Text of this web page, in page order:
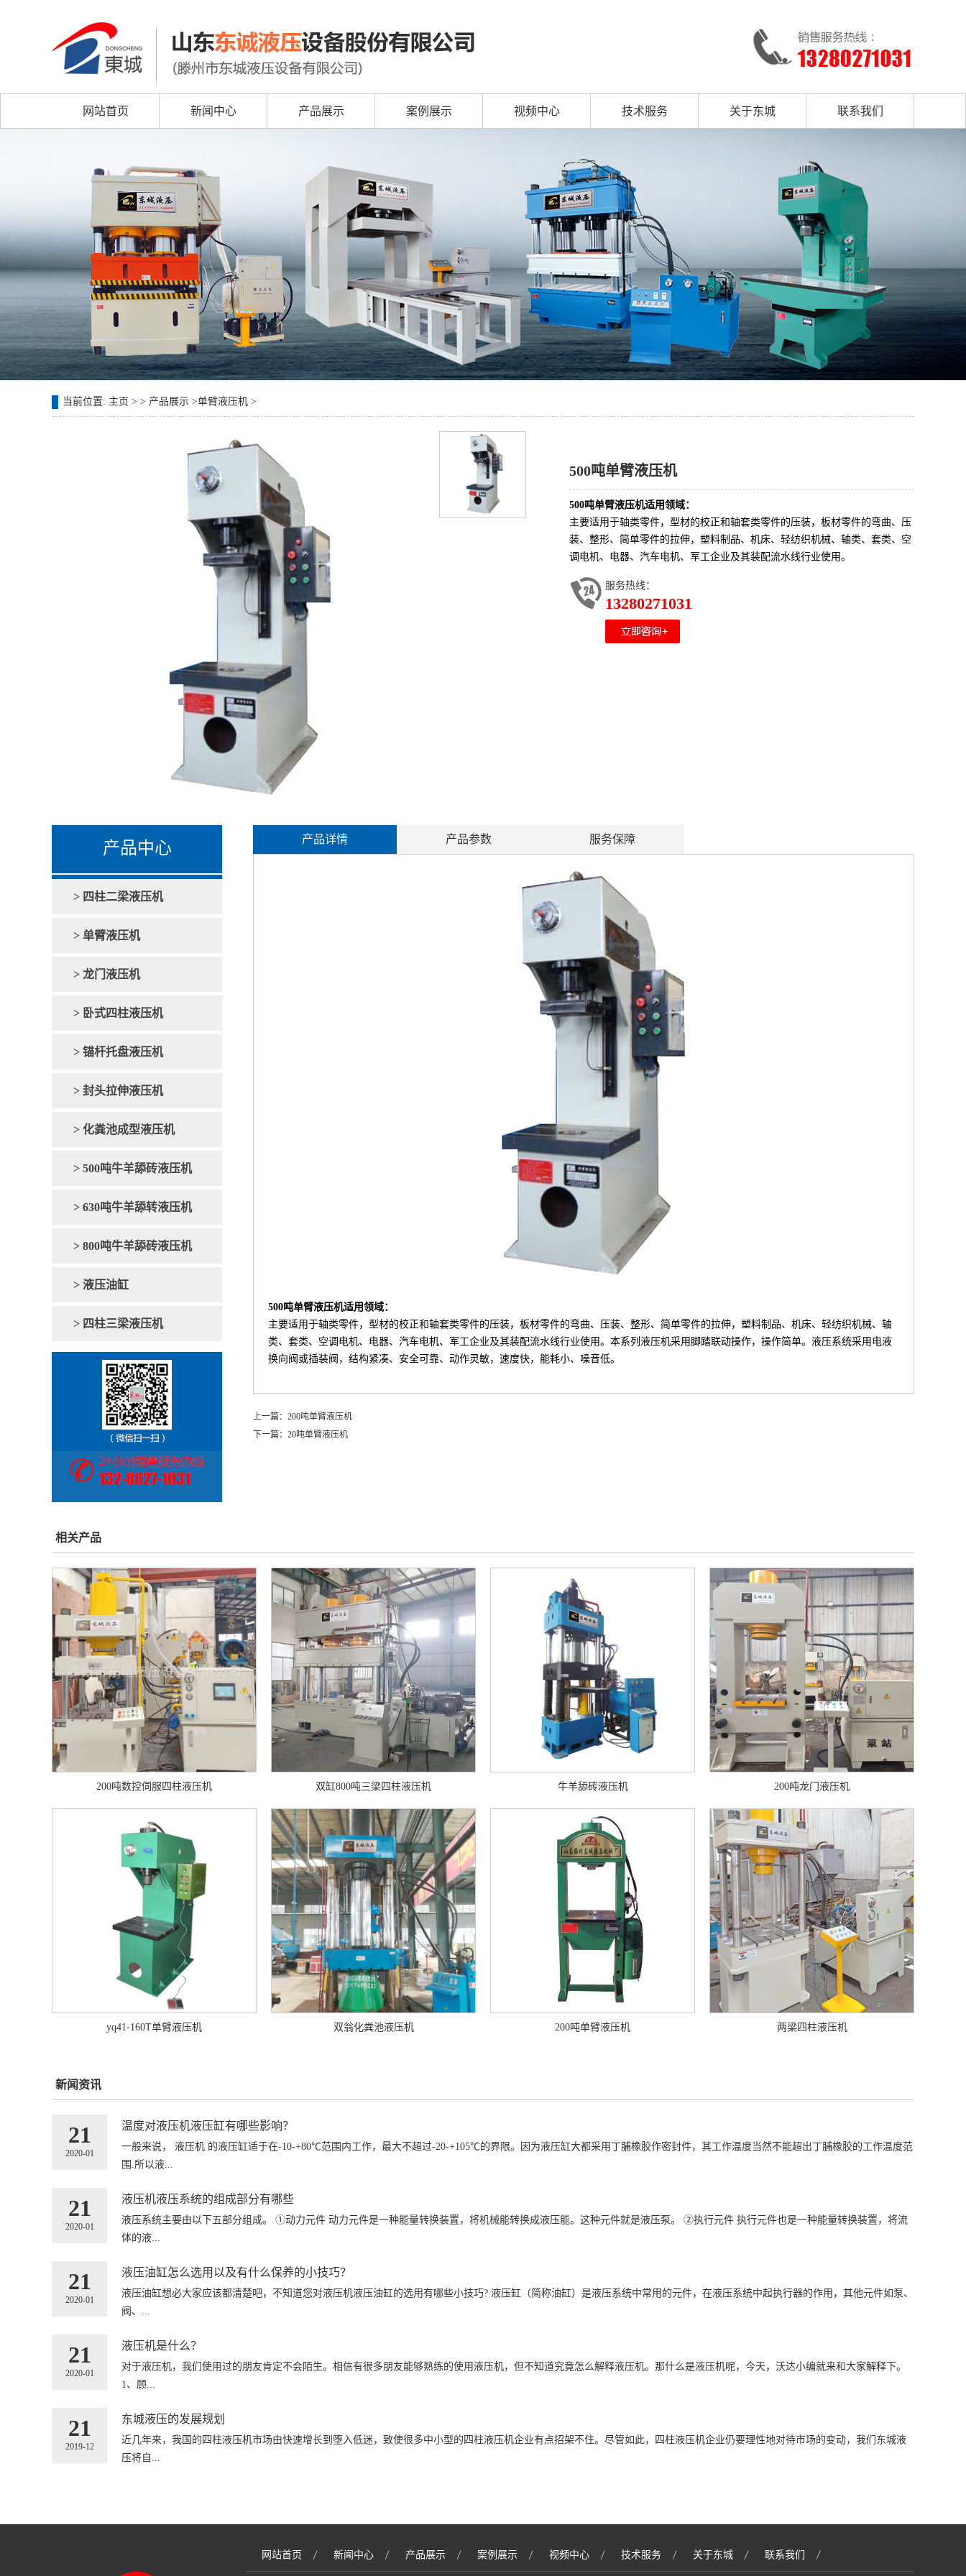
网站首页 新闻中心 产品展示 案例展示 视频中心 技术服务 关于东城 联系我们
当前位置: 主页 > > 产品展示 >单臂液压机 >
500吨单臂液压机
500吨单臂液压机适用领域：
主要适用于轴类零件，型材的校正和轴套类零件的压装，板材零件的弯曲、压
装、整形、简单零件的拉伸，塑料制品、机床、轻纺织机械、轴类、套类、空
调电机、电器、汽车电机、军工企业及其装配流水线行业使用。
服务热线：
13280271031
产品中心
> 四柱二梁液压机
> 单臂液压机
> 龙门液压机
> 卧式四柱液压机
> 锚杆托盘液压机
> 封头拉伸液压机
> 化粪池成型液压机
> 500吨牛羊舔砖液压机
> 630吨牛羊舔转液压机
> 800吨牛羊舔砖液压机
> 液压油缸
> 四柱三梁液压机
产品详情 产品参数 服务保障
500吨单臂液压机适用领域：
主要适用于轴类零件，型材的校正和轴套类零件的压装，板材零件的弯曲、压装、整形、简单零件的拉伸，塑料制品、机床、轻纺织机械、轴
类、套类、空调电机、电器、汽车电机、军工企业及其装配流水线行业使用。本系列液压机采用脚踏联动操作，操作简单。液压系统采用电液
换向阀或插装阀，结构紧凑、安全可靠、动作灵敏，速度快，能耗小、噪音低。
上一篇： 200吨单臂液压机
下一篇： 20吨单臂液压机
相关产品
200吨数控伺服四柱液压机 双缸800吨三梁四柱液压机 牛羊舔砖液压机 200吨龙门液压机
yq41-160T单臂液压机 双翁化粪池液压机 200吨单臂液压机 两梁四柱液压机
新闻资讯
21
2020-01
温度对液压机液压缸有哪些影响？
一般来说， 液压机 的液压缸适于在-10-+80℃范围内工作，最大不超过-20-+105℃的界限。因为液压缸大都采用丁脯橡胶作密封件，其工作温度当然不能超出丁脯橡胶的工作温度范
围.所以液...
21
2020-01
液压机液压系统的组成部分有哪些
液压系统主要由以下五部分组成。 ①动力元件 动力元件是一种能量转换装置，将机械能转换成液压能。这种元件就是液压泵。 ②执行元件 执行元件也是一种能量转换装置，将流
体的液...
21
2020-01
液压油缸怎么选用以及有什么保养的小技巧？
液压油缸想必大家应该都清楚吧，不知道您对液压机液压油缸的选用有哪些小技巧? 液压缸（简称油缸）是液压系统中常用的元件，在液压系统中起执行器的作用，其他元件如泵、
阀、...
21
2020-01
液压机是什么？
对于液压机，我们使用过的朋友肯定不会陌生。相信有很多朋友能够熟练的使用液压机，但不知道究竟怎么解释液压机。那什么是液压机呢，今天，沃达小编就来和大家解释下。
1、顾...
21
2019-12
东城液压的发展规划
近几年来，我国的四柱液压机市场由快速增长到堕入低迷，致使很多中小型的四柱液压机企业有点招架不住。尽管如此，四柱液压机企业仍要理性地对待市场的变动，我们东城液
压将自...
网站首页 新闻中心 产品展示 案例展示 视频中心 技术服务 关于东城 联系我们